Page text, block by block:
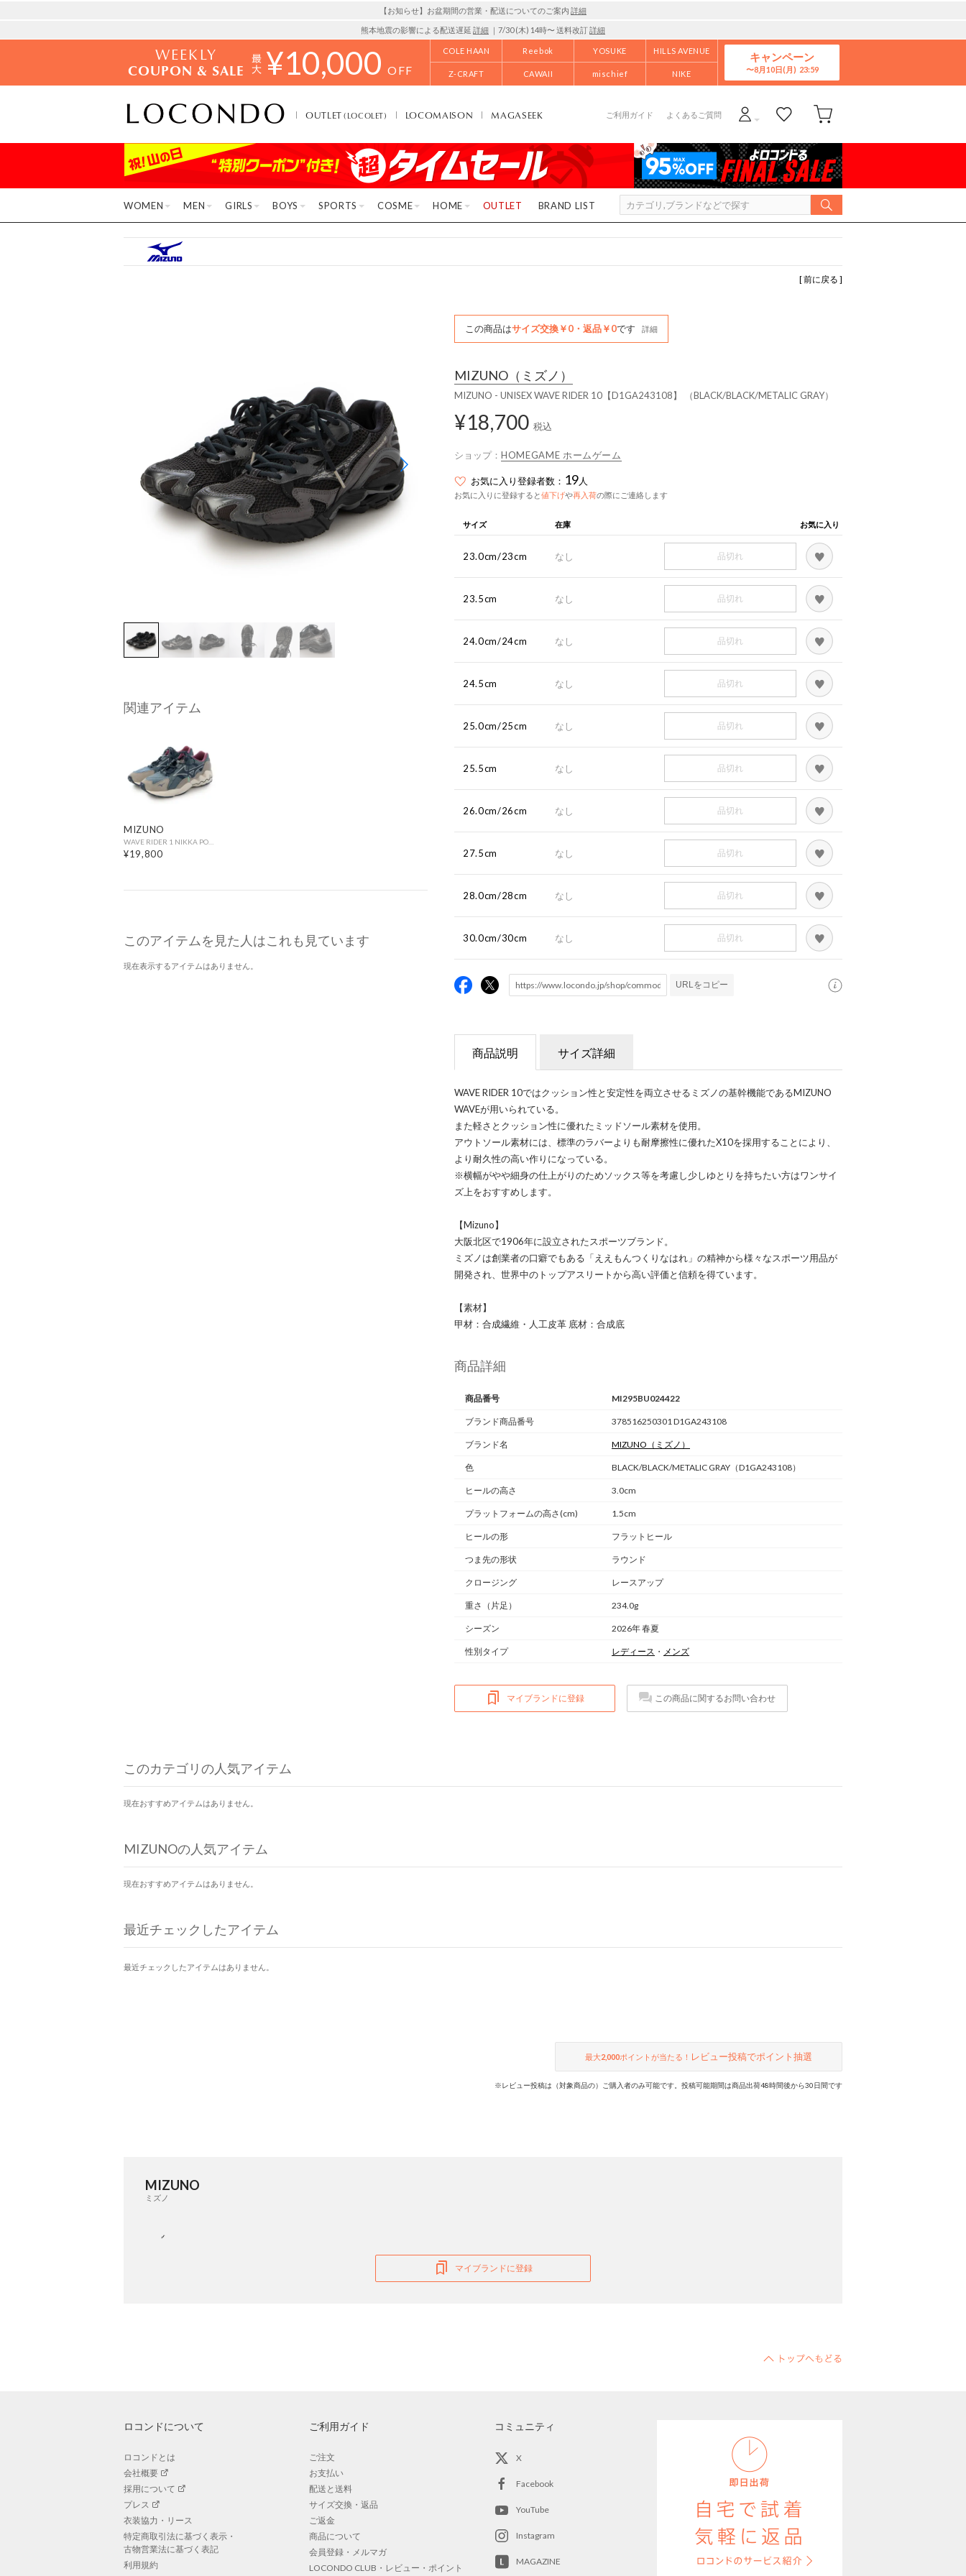
【お知らせ】お盆期間の営業・配送についてのご案内 詳細
熊本地震の影響による配送遅延 詳細 ｜7/30 (木) 14時〜 送料改訂詳細
WEEKLY
COUPON & SALE ¥10,000 OFF
COLE HAAN Reebok YOSUKE HILLS AVENUE
Z-CRAFT CAWAII mischief NIKE
キャンペーン
8月10日(月)
OUTLET(LOCOLET) LOCOMAISON MAGASEEK ご利用ガイド よくあるご質問
WOMEN MEN GIRLS BOYS SPORTS COSME HOME OUTLET BRAND LIST
[ 前に戻る ]
関連アイテム
MIZUNO
¥19,800
このアイテムを見た人はこれも見ています
現在表示するアイテムはありません。
この商品はサイズ交換￥0・返品￥0です 詳細
MIZUNO （ミズノ）
MIZUNO - UNISEX WAVE RIDER 10【D1GA243108】 （BLACK/BLACK/METALIC GRAY）
¥18,700 税込
ショップ： HOMEGAME ホームゲーム
お気に入り登録者数： 19人
お気に入りに登録すると値下げや再入荷の際にご連絡します
サイズ 在庫 お気に入り
23.0cm/23cm なし 品切れ
23.5cm なし 品切れ
24.0cm/24cm なし 品切れ
24.5cm なし 品切れ
25.0cm/25cm なし 品切れ
25.5cm なし 品切れ
26.0cm/26cm なし 品切れ
27.5cm なし 品切れ
28.0cm/28cm なし 品切れ
30.0cm/30cm なし 品切れ
URLをコピー
商品説明 サイズ詳細
WAVE RIDER 10ではクッション性と安定性を両立させるミズノの基幹機能であるMIZUNO
WAVEが用いられている。
また軽さとクッション性に優れたミッドソール素材を使用。
アウトソール素材には、標準のラバーよりも耐摩擦性に優れたX10を採用することにより、
より耐久性の高い作りになっている。
※横幅がやや細身の仕上がりのためソックス等を考慮し少しゆとりを持ちたい方はワンサイ
ズ上をおすすめします。
【Mizuno】
大阪北区で1906年に設立されたスポーツブランド。
ミズノは創業者の口癖でもある「ええもんつくりなはれ」の精神から様々なスポーツ用品が
開発され、世界中のトップアスリートから高い評価と信頼を得ています。
【素材】
甲材：合成繊維・人工皮革 底材：合成底
商品詳細
商品番号 MI295BU024422
ブランド商品番号 378516250301 D1GA243108
ブランド名 MIZUNO （ミズノ）
色 BLACK/BLACK/METALIC GRAY（D1GA243108）
ヒールの高さ 3.0cm
プラットフォームの高さ(cm) 1.5cm
ヒールの形 フラットヒール
つま先の形状 ラウンド
クロージング レースアップ
重さ （片足） 234.0g
シーズン 2026年 春夏
性別タイプ レディース ・ メンズ
マイブランドに登録 この商品に関するお問い合わせ
このカテゴリの人気アイテム
現在おすすめアイテムはありません。
MIZUNOの人気アイテム
現在おすすめアイテムはありません。
最近チェックしたアイテム
最近チェックしたアイテムはありません。
最大2,000ポイントが当たる！ レビュー投稿でポイント抽選
※レビュー投稿は（対象商品の）ご購入者のみ可能です。投稿可能期間は商品出荷48時間後から30日間です
MIZUNO
ミズノ
マイブランドに登録
ロコンドについて
ロコンドとは
会社概要
採用について
プレス
衣装協力・リース
特定商取引法に基づく表示・
古物営業法に基づく表記
利用規約
ご利用ガイド
ご注文
お支払い
配送と送料
サイズ交換・返品
ご返金
商品について
会員登録・メルマガ
LOCONDO CLUB・レビュー・ポイント
コミュニティ
X
Facebook
YouTube
Instagram
MAGAZINE